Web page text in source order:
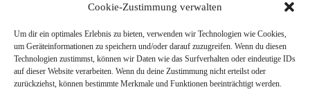
Cookie-Zustimmung verwalten
Um dir ein optimales Erlebnis zu bieten, verwenden wir Technologien wie Cookies,
um Geräteinformationen zu speichern und/oder darauf zuzugreifen. Wenn du diesen
Technologien zustimmst, können wir Daten wie das Surfverhalten oder eindeutige IDs
auf dieser Website verarbeiten. Wenn du deine Zustimmung nicht erteilst oder
zurückziehst, können bestimmte Merkmale und Funktionen beeinträchtigt werden.
» Unsere Hygienemassnahmen